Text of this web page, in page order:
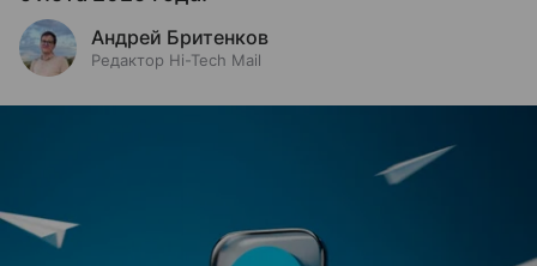
Андрей Бритенков
Редактор Hi-Tech Mail